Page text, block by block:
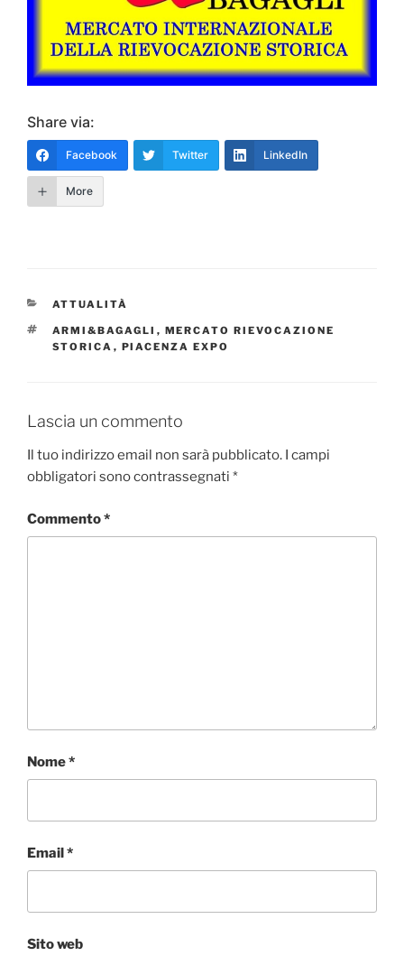
Share via:
Facebook Twitter LinkedIn
More
CATEGORIE
ATTUALITÀ
TAG
ARMI&BAGAGLI , MERCATO RIEVOCAZIONE
STORICA , PIACENZA EXPO
Lascia un commento
Il tuo indirizzo email non sarà pubblicato. I campi
obbligatori sono contrassegnati *
Commento*
Nome*
Email*
Sito web